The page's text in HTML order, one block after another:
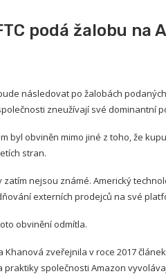
podá žalobu na
následovat po žalobách
zneužívají své dominantní
byl obviněn mimo jiné z toho, že
stran.
nejsou známé. Americký
externích prodejců na své
obvinění odmítla.
Khanová zveřejnila v roce 2017
praktiky společnosti Amazon